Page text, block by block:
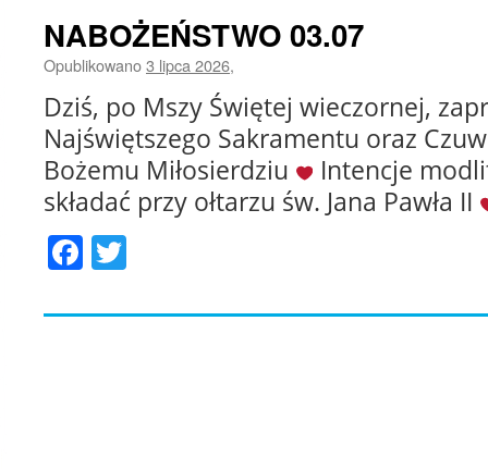
NABOŻEŃSTWO 03.07
Opublikowano3 lipca 2026,
Dziś, po Mszy Świętej wieczornej,
Najświętszego Sakramentu oraz
Bożemu Miłosierdziu
Intencje
składać przy ołtarzu św. Jana Pawła II
Facebook